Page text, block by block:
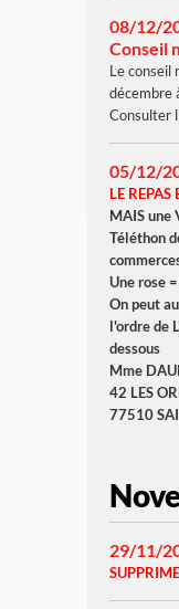
08/12/
Conseil
Le conseil
décembre
Consulter
05/12/
LE REPAS
MAISune
Téléthon
Une rose
On peut
l'ordre de
dessous
Mme
42 LES
77510
29/11/
SUPPRIME